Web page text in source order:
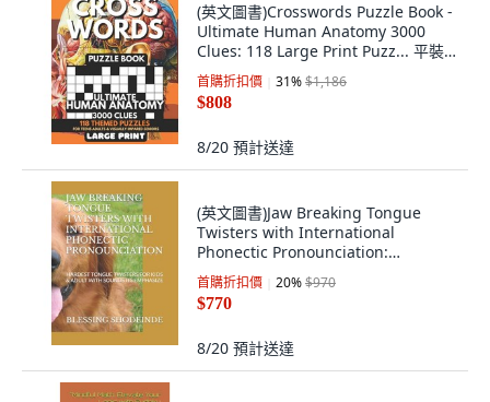
(英文圖書)Crosswords Puzzle Book -
Ultimate Human Anatomy 3000
Clues: 118 Large Print Puzz... 平裝
版, Independently Published, 英文
首購折扣價 31%$1,186
$808
8/20 預計送達
(英文圖書)Jaw Breaking Tongue
Twisters with International
Phonectic Pronounciation:
Hardes... 平裝版, Independently
Published, 英文
首購折扣價 20%$970
$770
8/20 預計送達